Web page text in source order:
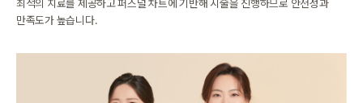
최적의 치료를 제공하고 퍼스널 차트에 기반해 시술을 진행하므로 안전성과
만족도가 높습니다.